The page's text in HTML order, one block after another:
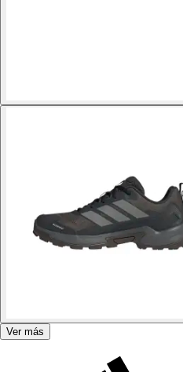
Ver más